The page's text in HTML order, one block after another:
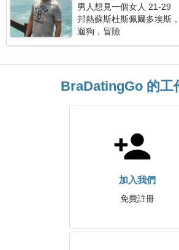
男人想見一個女人 21-29
邦熱蘇斯杜斯佩爾多埃斯
遛狗，冒險
BraDatingGo 的工
加入我們
免費註冊